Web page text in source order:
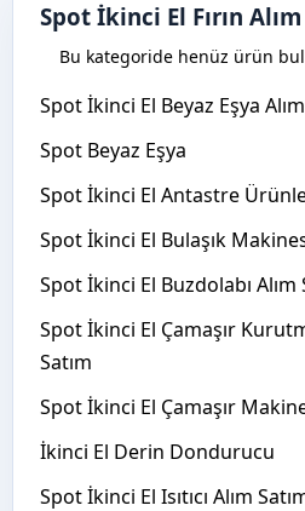
Spot İkinci El Fırın
Bu kategoride henüz ürün
Spot İkinci El Beyaz Eşya
Spot Beyaz Eşya
Spot İkinci El Antastre
Spot İkinci El Bulaşık
Spot İkinci El Buzdolabı Alım
Spot İkinci El Çamaşır
Satım
Spot İkinci El Çamaşır
İkinci El Derin Dondurucu
Spot İkinci El Isıtıcı Alım